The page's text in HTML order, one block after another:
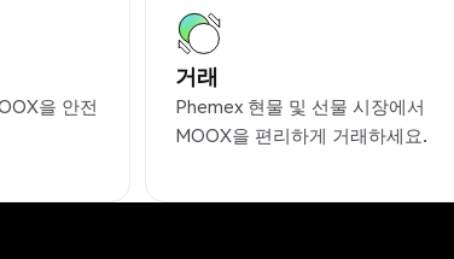
을 안전
거래
Phemex 현물 및 선물 시장에서
MOOX을 편리하게 거래하세요.